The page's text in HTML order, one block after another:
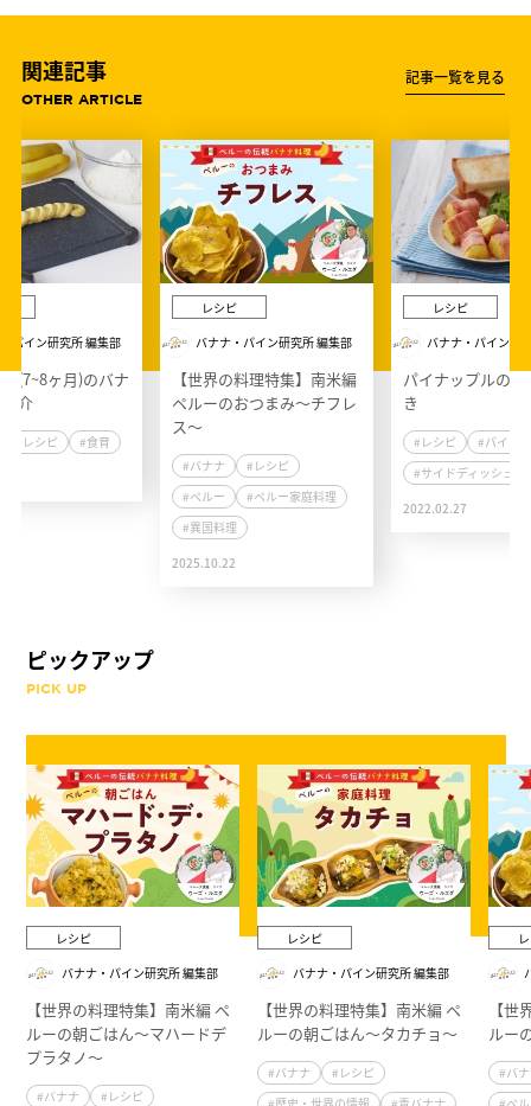
関連記事
OTHER ARTICLE
記事一覧を見る
パイン研究所 編集部
(7~8ヶ月)のバナ
介
#レシピ
#食育
レシピ
バナナ・パイン研究所 編集部
【世界の料理特集】南米編
ペルーのおつまみ～チフレ
ス～
#バナナ
#レシピ
#ペルー
#ペルー家庭料理
#異国料理
2025.10.22
レシピ
バナナ・パイン研
パイナップルの
き
#レシピ
#パイン
#サイドディッシュ
2022.02.27
ピックアップ
PICK UP
レシピ
バナナ・パイン研究所 編集部
【世界の料理特集】南米編 ペ
ルーの朝ごはん～マハードデ
プラタノ～
#バナナ #レシピ
レシピ
バナナ・パイン研究所 編集部
【世界の料理特集】南米編 ペ
ルーの朝ごはん～タカチョ～
#バナナ
#レシピ
【
ルー
#バ